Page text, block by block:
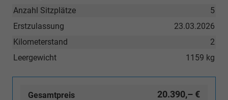
5
Anzahl Sitzplätze
23.03.2026
Erstzulassung
2
Kilometerstand
1159 kg
Leergewicht
Gesamtpreis 20.390,– €